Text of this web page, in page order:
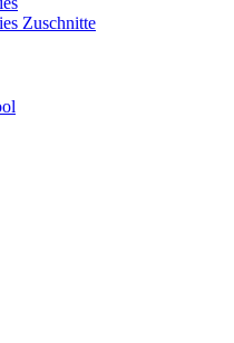
Zuschnitte